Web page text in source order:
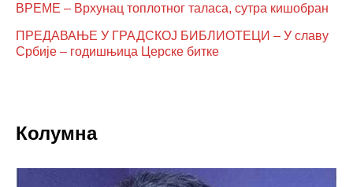
ВРЕМЕ – Врхунац топлотног таласа, сутра кишобран
ПРЕДАВАЊЕ У ГРАДСКОЈ БИБЛИОТЕЦИ – У славу
Србије – годишњица Церске битке
Колумна